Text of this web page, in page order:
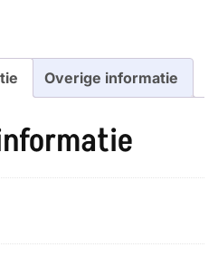
Overige informatie